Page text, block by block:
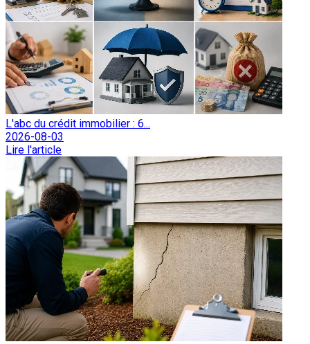
L'abc du crédit immobilier : 6...
2026-08-03
Lire l'article